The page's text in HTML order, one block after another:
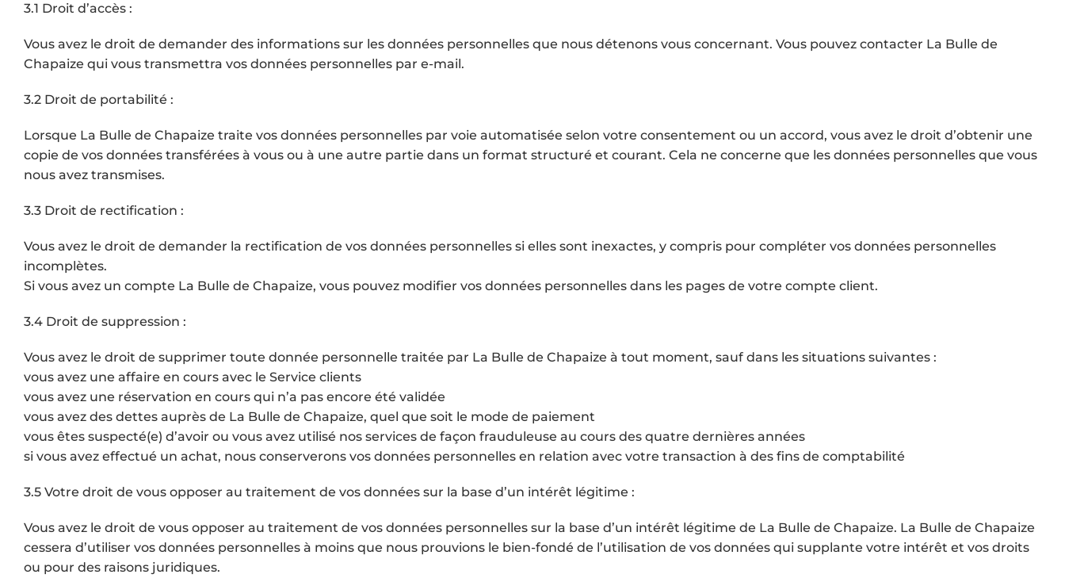
3.1 Droit d’accès :
Vous avez le droit de demander des informations sur les données personnelles que nous détenons vous concernant. Vous pouvez contacter La Bulle de
Chapaize qui vous transmettra vos données personnelles par e-mail.
3.2 Droit de portabilité :
Lorsque La Bulle de Chapaize traite vos données personnelles par voie automatisée selon votre consentement ou un accord, vous avez le droit d’obtenir une
copie de vos données transférées à vous ou à une autre partie dans un format structuré et courant. Cela ne concerne que les données personnelles que vous
nous avez transmises.
3.3 Droit de rectification :
Vous avez le droit de demander la rectification de vos données personnelles si elles sont inexactes, y compris pour compléter vos données personnelles
incomplètes.
Si vous avez un compte La Bulle de Chapaize, vous pouvez modifier vos données personnelles dans les pages de votre compte client.
3.4 Droit de suppression :
Vous avez le droit de supprimer toute donnée personnelle traitée par La Bulle de Chapaize à tout moment, sauf dans les situations suivantes :
vous avez une affaire en cours avec le Service clients
vous avez une réservation en cours qui n’a pas encore été validée
vous avez des dettes auprès de La Bulle de Chapaize, quel que soit le mode de paiement
vous êtes suspecté(e) d’avoir ou vous avez utilisé nos services de façon frauduleuse au cours des quatre dernières années
si vous avez effectué un achat, nous conserverons vos données personnelles en relation avec votre transaction à des fins de comptabilité
3.5 Votre droit de vous opposer au traitement de vos données sur la base d’un intérêt légitime :
Vous avez le droit de vous opposer au traitement de vos données personnelles sur la base d’un intérêt légitime de La Bulle de Chapaize. La Bulle de Chapaize
cessera d’utiliser vos données personnelles à moins que nous prouvions le bien-fondé de l’utilisation de vos données qui supplante votre intérêt et vos droits
ou pour des raisons juridiques.